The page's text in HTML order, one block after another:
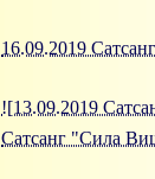
16.09.2019
![13.09.2019
Сатсанг "Сила